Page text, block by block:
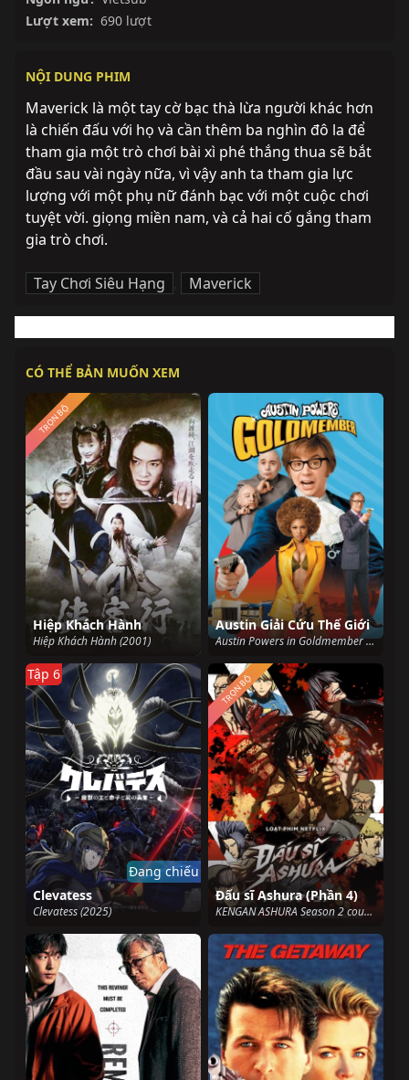
Lượt xem: 690 lượt
NỘI DUNG PHIM
Maverick là một tay cờ bạc thà lừa người khác hơn
là chiến đấu với họ và cần thêm ba nghìn đô la để
tham gia một trò chơi bài xì phé thắng thua sẽ bắt
đầu sau vài ngày nữa, vì vậy anh ta tham gia lực
lượng với một phụ nữ đánh bạc với một cuộc chơi
tuyệt vời. giọng miền nam, và cả hai cố gắng tham
gia trò chơi.
Tay Chơi Siêu Hạng , Maverick
CÓ THỂ BẢN MUỐN XEM
Hiệp Khách Hành
Hiệp Khách Hành (2001)
TRỌN BỘ
Austin Giải Cứu Thế Giới
Austin Powers in Goldmember (2002)
Clevatess
Clevatess (2025)
Tập 6
Đang chiếu
Đấu sĩ Ashura (Phần 4)
KENGAN ASHURA Season 2 cour 2 (2024)
TRỌN BỘ